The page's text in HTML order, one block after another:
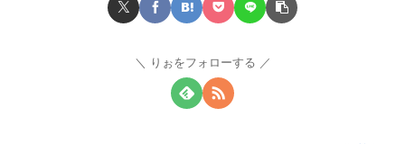
りぉをフォローする